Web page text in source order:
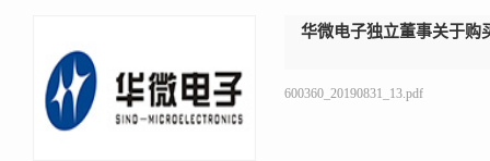
华微电子独立董事关于购
600360_20190831_13.pdf